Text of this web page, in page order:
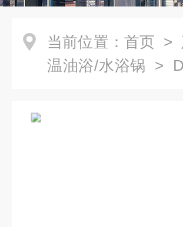
当前位置： 首页 >
温油浴/水浴锅 >